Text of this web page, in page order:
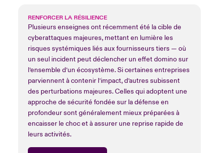
RENFORCER LA RÉSILIENCE
Plusieurs enseignes ont récemment été la cible de
cyberattaques majeures, mettant en lumière les
risques systémiques liés aux fournisseurs tiers — où
un seul incident peut déclencher un effet domino sur
l’ensemble d’un écosystème. Si certaines entreprises
parviennent à contenir l’impact, d’autres subissent
des perturbations majeures. Celles qui adoptent une
approche de sécurité fondée sur la défense en
profondeur sont généralement mieux préparées à
encaisser le choc et à assurer une reprise rapide de
leurs activités.